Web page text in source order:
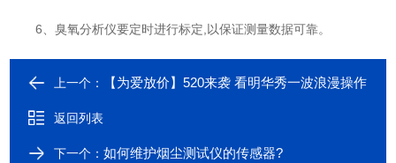
6、臭氧分析仪要定时进行标定,以保证测量数据可靠。
上一个： 【为爱放价】520来袭 看明华秀一波浪漫操作
返回列表
下一个：如何维护烟尘测试仪的传感器?